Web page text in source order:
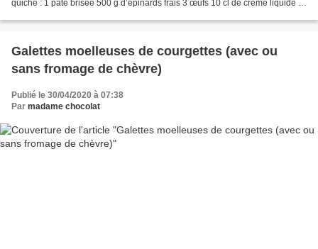
quiche : 1 pâte brisée 500 g d’épinards frais 3 œufs 10 cl de crème liquide 1
Galettes moelleuses de courgettes (avec ou
sans fromage de chèvre)
Publié le 30/04/2020 à 07:38
Par madame chocolat